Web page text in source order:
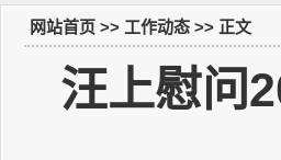
网站首页 >> 工作动态 >> 正文
汪上慰问